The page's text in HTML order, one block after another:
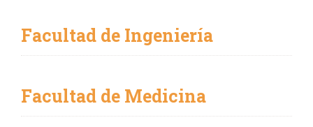
Facultad de Ingeniería
Facultad de Medicina